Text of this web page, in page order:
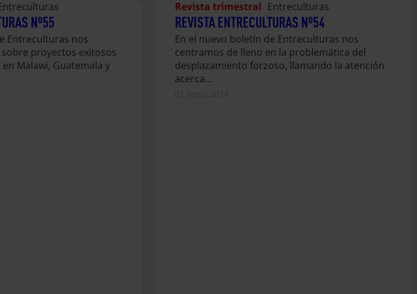
Nº55
Entreculturas nos
proyectos exitosos
Malawi, Guatemala y
Revista trimestral Entreculturas
REVISTA ENTRECULTURAS Nº54
En el nuevo boletín de Entreculturas nos
centramos de lleno en la problemática del
desplazamiento forzoso, llamando la atención
acerca…